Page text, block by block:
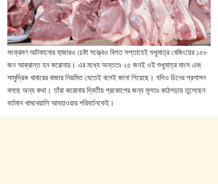
সংক্রমণ আটকানোর হাজারও চেষ্টা সত্ত্বেও বিগত সপ্তাহেই শুধুমাত্র বেজিংয়ের ১৫৮
জন আক্রান্ত হন করোনায়। এর মধ্যে অন্ততঃ ২৫ জনই ওই শুধুমাত্র মাংস এবং
সামুদ্রিক খাবারের বাজার নিয়মিত যেতেই বলেই জানা গিয়েছে। যদিও চিনের প্রশাসন
বলছে অন্য কথা। তাঁরা করোনার দ্বিতীয় প্রকোপের জন্য মূলতঃ কাঠগড়ায় তুলেছেন
বর্তমান খামখেয়ালি আবহাওয়ার পরিবর্তনকেই।